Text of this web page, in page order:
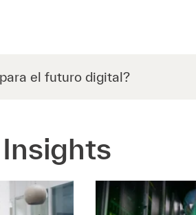
el futuro digital?